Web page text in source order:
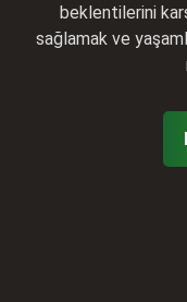
beklentilerini
sağlamak ve